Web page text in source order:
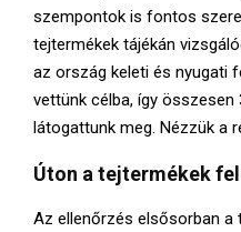
szempontok is fontos
tejtermékek tájékán
az ország keleti és nyugati
vettünk célba, így összesen
látogattunk meg. Nézzük a
Úton a tejtermékek
Az ellenőrzés elsősorban a